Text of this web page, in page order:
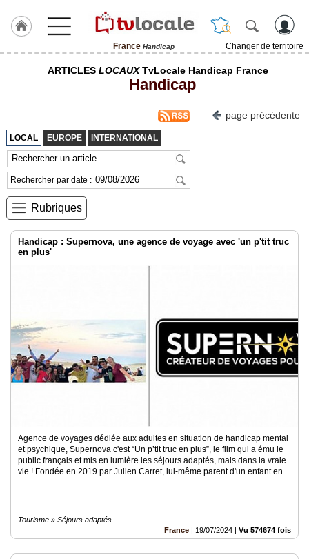
France Handicap
Changer de territoire
France
Accueil
RUBRIQUES
Agenda
Gazette
Blogs
Prémium
Inscription
éditeur
ARTICLES LOCAUXTvLocale Handicap France
Handicap
page précédente
LOCAL EUROPE INTERNATIONAL
Rechercher par date :
Rubriques
Handicap : Supernova, une agence de voyage avec 'un p'tit truc
en plus'
Agence de voyages dédiée aux adultes en situation de handicap mental
et psychique, Supernova c'est “Un p’tit truc en plus”, le film qui a ému le
public français et mis en lumière les séjours adaptés, mais dans la vraie
vie ! Fondée en 2019 par Julien Carret, lui-même parent d'un enfant en..
Tourisme » Séjours adaptés
France | 19/07/2024 | Vu 574674 fois